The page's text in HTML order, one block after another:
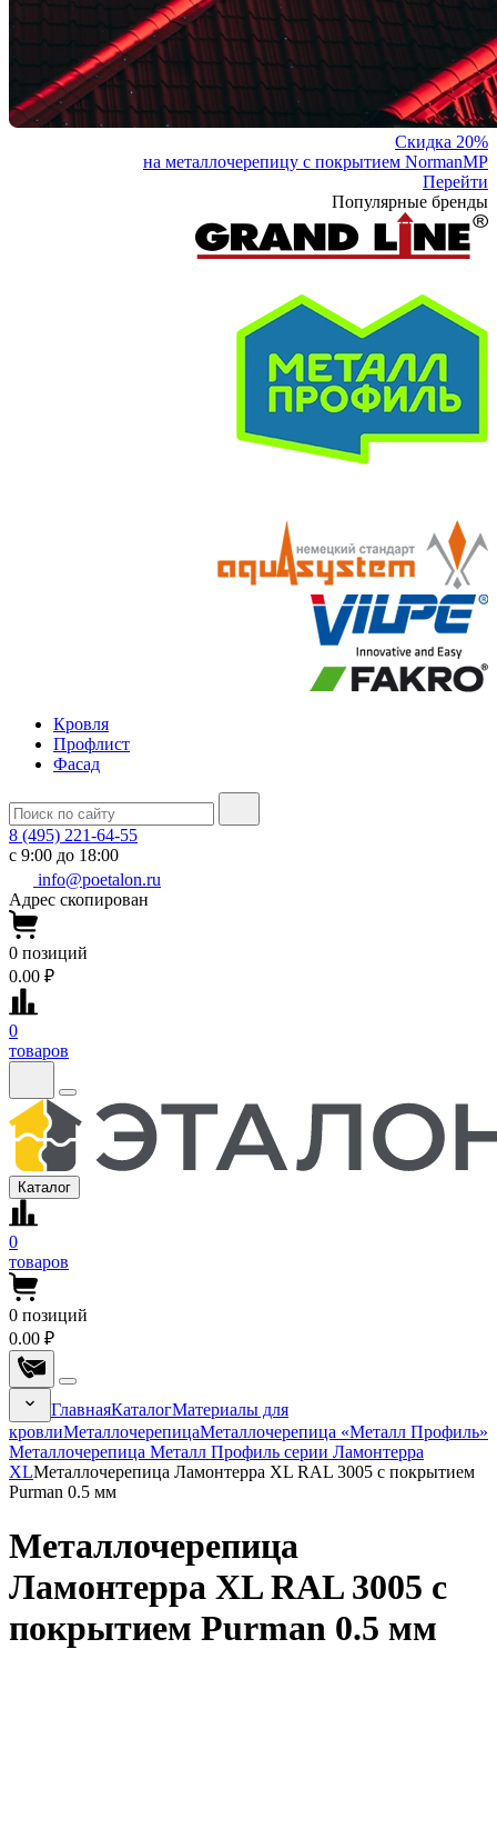
Скидка 20%
на металлочерепицу с покрытием NormanMP
Перейти
Популярные бренды
Кровля
Профлист
Фасад
8 (495) 221-64-55
с 9:00 до 18:00
info@poetalon.ru
Адрес скопирован
0 позиций
0.00 ₽
0
товаров
Каталог
0
товаров
0 позиций
0.00 ₽
ГлавнаяКаталогМатериалы для
кровлиМеталлочерепицаМеталлочерепица «Металл Профиль»
Металлочерепица Металл Профиль серии Ламонтерра
XLМеталлочерепица Ламонтерра XL RAL 3005 с покрытием
Purman 0.5 мм
Металлочерепица
Ламонтерра XL RAL 3005 с
покрытием Purman 0.5 мм